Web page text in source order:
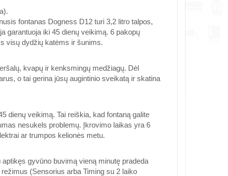
fontanas Dogness D12 turi 3,2 litro talpos,
garantuoja iki 45 dienų veikimą. 6 pakopų
visų dydžių katėms ir šunims.
kvapų ir kenksmingų medžiagų. Dėl
o tai gerina jūsų augintinio sveikatą ir skatina
dienų veikimą. Tai reiškia, kad fontaną galite
nesukels problemų. Įkrovimo laikas yra 6
ar trumpos kelionės metu.
gyvūno buvimą vieną minutę pradeda
(Sensorius arba Timing su 2 laiko